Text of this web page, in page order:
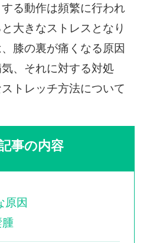
相談はこちら
117-560
で電話が繋がります
9:00〜16:30（土日祝休）
る動作は頻繁に行われ
大きなストレスとなり
膝の裏が痛くなる原因
、それに対する対処
トレッチ方法について
事の内容
原因
腫